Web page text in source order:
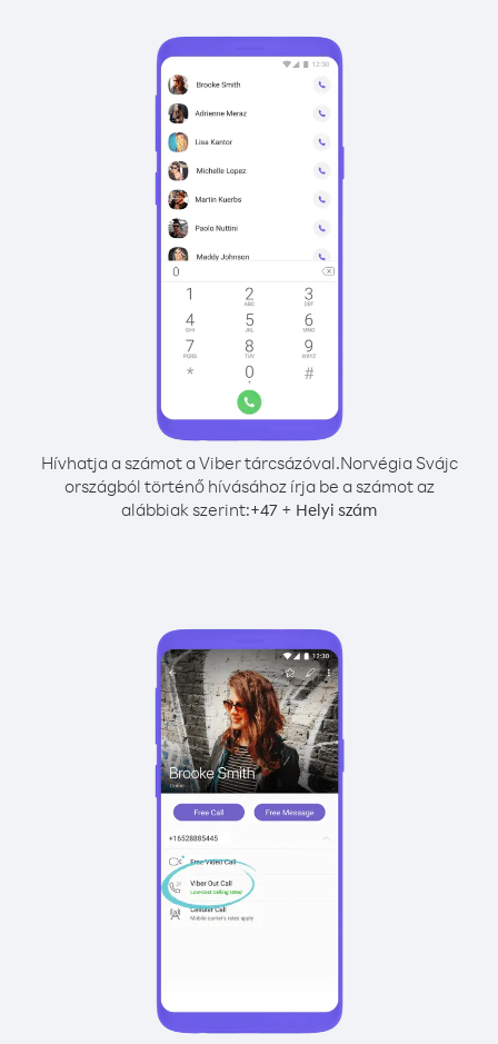
Hívhatja a számot a Viber tárcsázóval.Norvégia Svájc
országból történő hívásához írja be a számot az
alábbiak szerint:+47 + Helyi szám